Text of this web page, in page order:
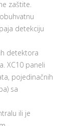
zaštite.
detekciju
detektora
XC10 paneli
pojedinačnih
sa
ili je